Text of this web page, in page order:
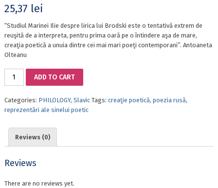
25,37 lei
“Studiul Marinei Ilie despre lirica lui Brodski este o tentativă extrem de
reuşită de a interpreta, pentru prima oară pe o întindere aşa de mare,
creaţia poetică a unuia dintre cei mai mari poeţi contemporani”. Antoaneta
Olteanu
IOSIF
ALE
EULUI
ADD TO CART
Categories: PHILOLOGY, Slavic Tags: creaţie poetică, poezia rusă,
reprezentări ale sinelui poetic
Reviews (0)
Reviews
There are no reviews yet.